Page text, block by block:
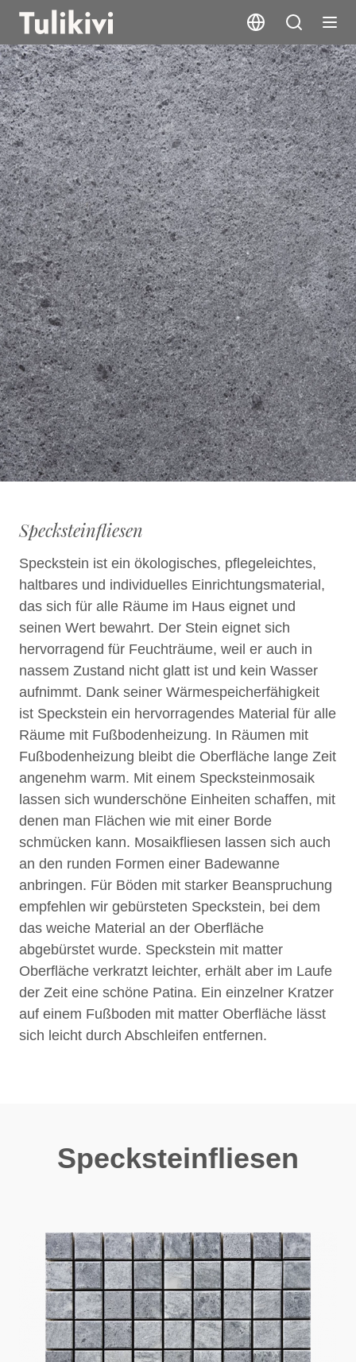
Specksteinfliesen
Speckstein ist ein ökologisches, pflegeleichtes,
haltbares und individuelles Einrichtungsmaterial,
das sich für alle Räume im Haus eignet und
seinen Wert bewahrt. Der Stein eignet sich
hervorragend für Feuchträume, weil er auch in
nassem Zustand nicht glatt ist und kein Wasser
aufnimmt. Dank seiner Wärmespeicherfähigkeit
ist Speckstein ein hervorragendes Material für alle
Räume mit Fußbodenheizung. In Räumen mit
Fußbodenheizung bleibt die Oberfläche lange Zeit
angenehm warm. Mit einem Specksteinmosaik
lassen sich wunderschöne Einheiten schaffen, mit
denen man Flächen wie mit einer Borde
schmücken kann. Mosaikfliesen lassen sich auch
an den runden Formen einer Badewanne
anbringen. Für Böden mit starker Beanspruchung
empfehlen wir gebürsteten Speckstein, bei dem
das weiche Material an der Oberfläche
abgebürstet wurde. Speckstein mit matter
Oberfläche verkratzt leichter, erhält aber im Laufe
der Zeit eine schöne Patina. Ein einzelner Kratzer
auf einem Fußboden mit matter Oberfläche lässt
sich leicht durch Abschleifen entfernen.
Specksteinfliesen